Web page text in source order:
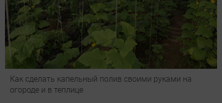
Как сделать капельный полив своими руками на
огороде и в теплице